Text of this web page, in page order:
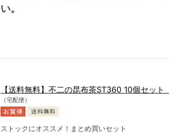
い。
【送料無料】不二の昆布茶ST360 10個セッ
（宅配便）
ストックにオススメ！まとめ買いセット